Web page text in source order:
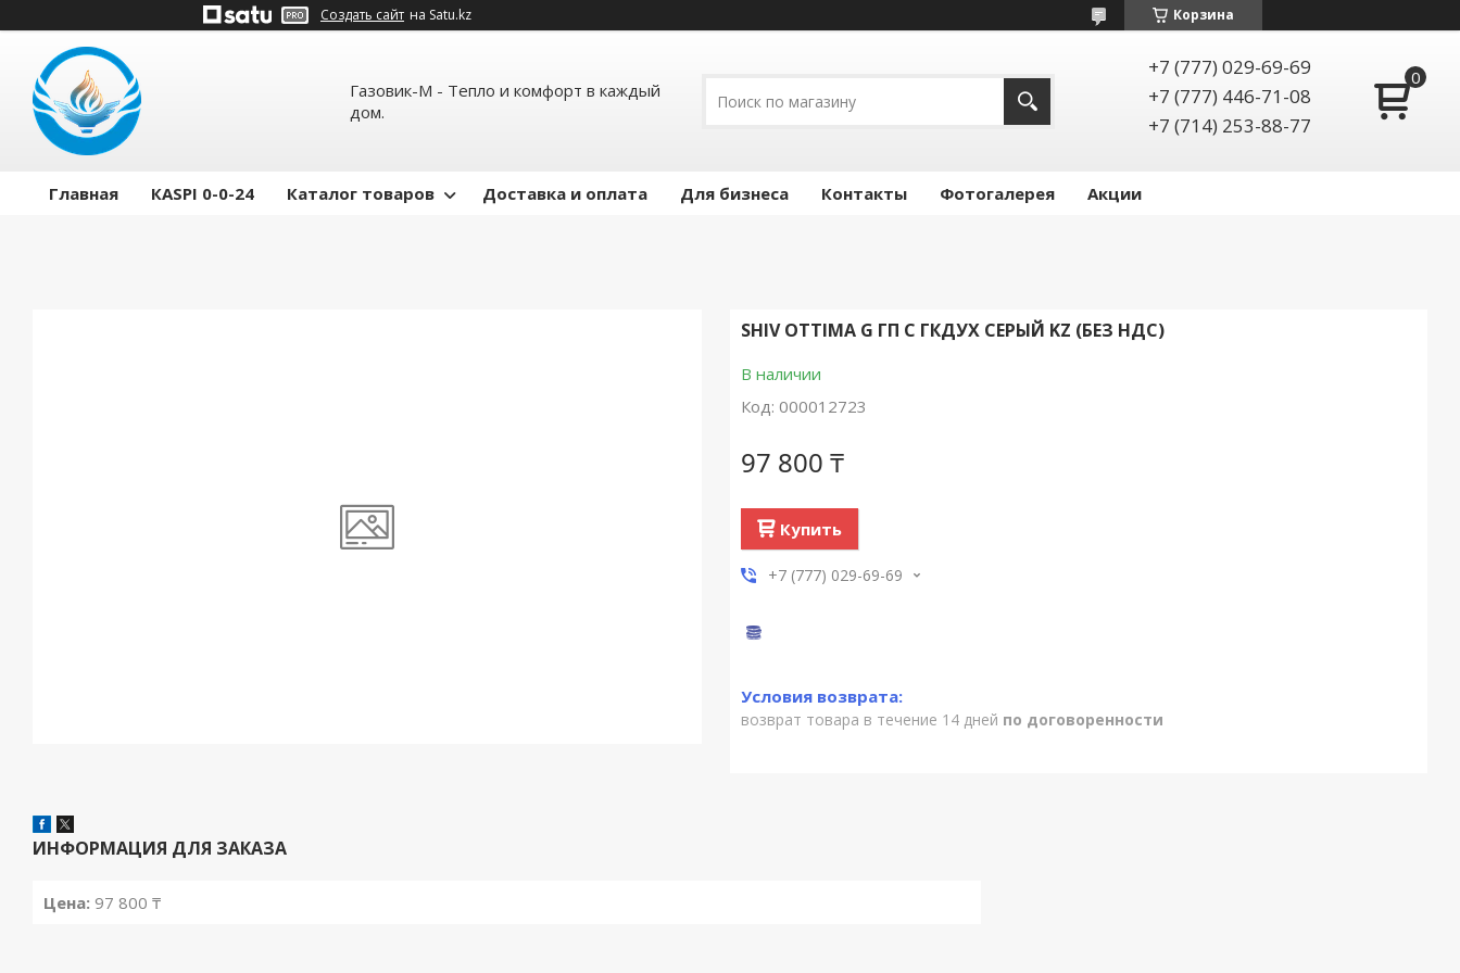
Создать сайт на Satu.kz Корзина
Газовик-М - Тепло и комфорт в каждый
дом.
+7 (777) 029-69-69
+7 (777) 446-71-08
+7 (714) 253-88-77
Главная КASPI 0-0-24 Каталог товаров Доставка и оплата Для бизнеса Контакты Фотогалерея Акции
SHIV OTTIMA G ГП С ГКДУХ СЕРЫЙ KZ (БЕЗ НДС)
В наличии
Код: 000012723
97 800 ₸
Купить
+7 (777) 029-69-69
возврат товара в течение 14 дней по договоренности
ИНФОРМАЦИЯ ДЛЯ ЗАКАЗА
Цена: 97 800 ₸